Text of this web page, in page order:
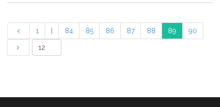
1 84 85 86 87 88 89 90